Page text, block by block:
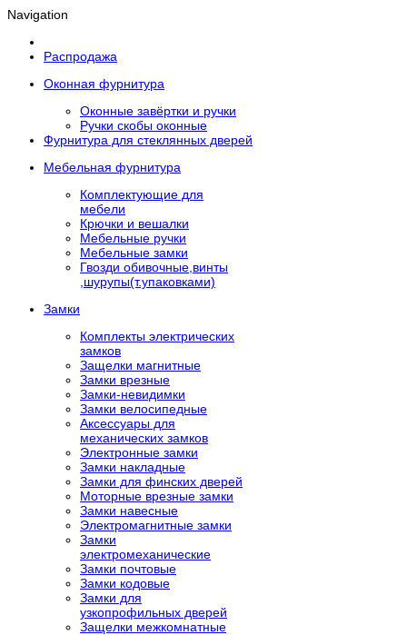
Navigation
Распродажа
Оконная фурнитура
Оконные завёртки и ручки
Ручки скобы оконные
Фурнитура для стеклянных дверей
Мебельная фурнитура
Комплектующие для
мебели
Крючки и вешалки
Мебельные ручки
Мебельные замки
Гвозди обивочные,винты
,шурупы(т.упаковками)
Замки
Комплекты электрических
замков
Защелки магнитные
Замки врезные
Замки-невидимки
Замки велосипедные
Аксессуары для
механических замков
Электронные замки
Замки накладные
Замки для финских дверей
Моторные врезные замки
Замки навесные
Электромагнитные замки
Замки
электромеханические
Замки почтовые
Замки кодовые
Замки для
узкопрофильных дверей
Защелки межкомнатные